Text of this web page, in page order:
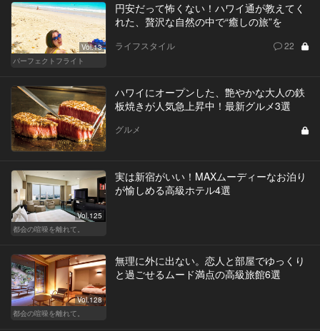
Vol.13
パーフェクトフライト
円安だって怖くない！ハワイ通が教えてく
れた、贅沢な自然の中で“癒しの旅”を
ライフスタイル 22
ハワイにオープンした、艶やかな大人の鉄
板焼きが人気急上昇中！最新グルメ3選
グルメ
Vol.125
都会の喧噪を離れて。
実は新宿がいい！MAXムーディーなお泊り
が愉しめる高級ホテル4選
Vol.128
都会の喧噪を離れて。
無理に外に出ない。恋人と部屋でゆっくり
と過ごせるムード満点の高級旅館6選